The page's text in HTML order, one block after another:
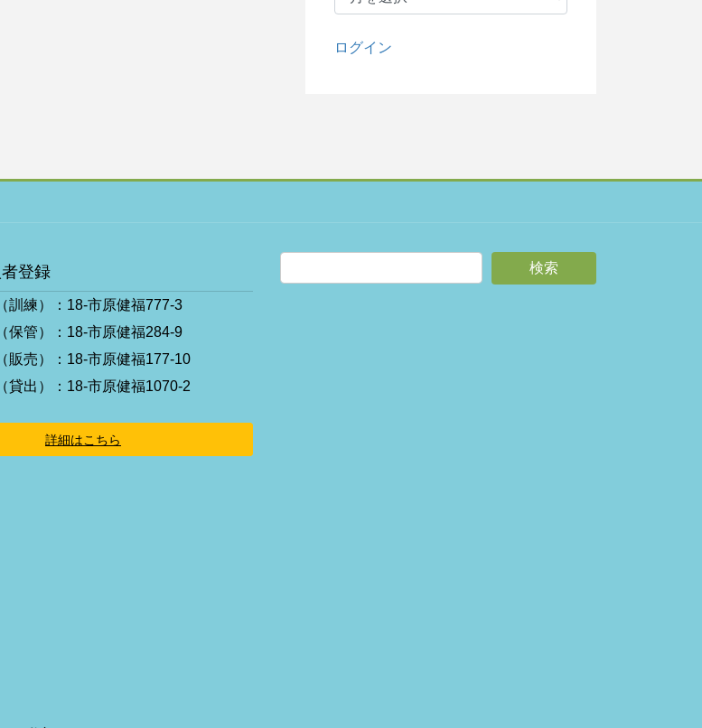
ー
ログイン
登録
訓練）：18-市原健福777-3
保管）：18-市原健福284-9
販売）：18-市原健福177-10
貸出）：18-市原健福1070-2
詳細はこちら